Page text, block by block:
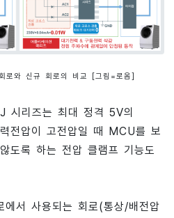
와 신규 회로의 비교 [그림=로옴]
리즈는 최대 정격 5V의
전압이 고전압일 때 MCU를 보
도록 하는 전압 클램프 기능도
서 사용되는 회로(통상/배전압